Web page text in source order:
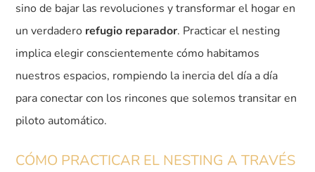
sino de bajar las revoluciones y transformar el hogar en
un verdadero refugio reparador. Practicar el nesting
implica elegir conscientemente cómo habitamos
nuestros espacios, rompiendo la inercia del día a día
para conectar con los rincones que solemos transitar en
piloto automático.
CÓMO PRACTICAR EL NESTING A TRAVÉS